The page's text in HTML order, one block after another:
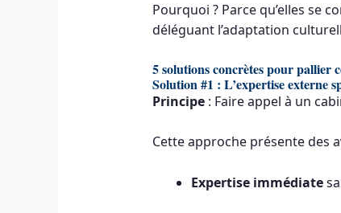
Pourquoi ? Parce qu’elles se
déléguant l’adaptation
5 solutions concrètes pour pallier
Solution #1 : L’expertise externe
Principe : Faire appel à un
Cette approche présente des
Expertise immédiate